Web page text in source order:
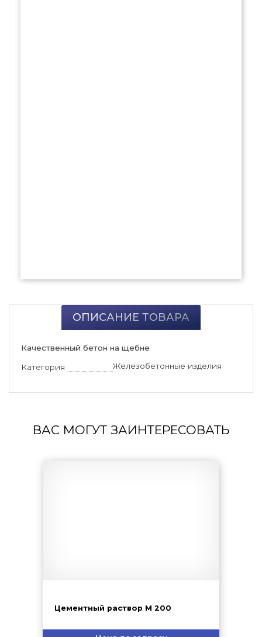
ОПИСАНИЕ ТОВАРА
Качественный бетон на щебне
Категория Железобетонные изделия
ВАС МОГУТ ЗАИНТЕРЕСОВАТЬ
Цементный раствор М 200